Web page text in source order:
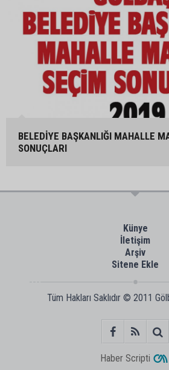
BELEDİYE BAŞKANLIĞI MAHALLE
SONUÇLARI
Künye
İletişim
Arşiv
Sitene Ekle
Tüm Hakları Saklıdır © 2011
Haber Scripti